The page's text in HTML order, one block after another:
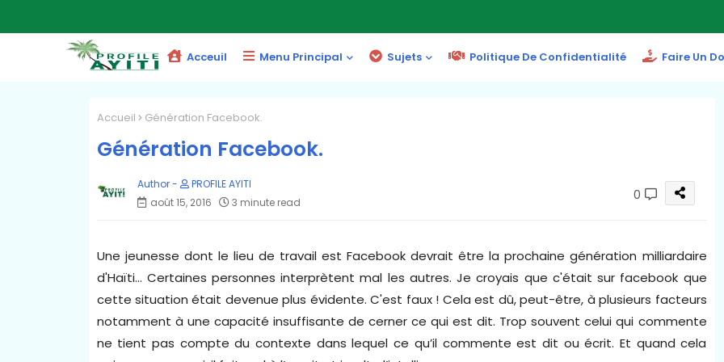
Acceuil Menu Principal Sujets Politique De Confidentialité Faire Un
Accueil Génération Facebook.
Génération Facebook.
PROFILE AYITI
août 15, 2016
3 minute read 0
Une jeunesse dont le lieu de travail est Facebook devrait être la prochaine génération milliardaire
d'Haïti... Certaines personnes interprètent mal les autres. Je croyais que c'était sur facebook que
cette situation était devenue plus évidente. C'est faux ! Cela est dû, peut-être, à plusieurs facteurs
notamment à une capacité insuffisante de cerner ce qui est dit. Trop souvent celui qui commente
ne tient pas compte du contexte dans lequel ce qu’il commente est dit ou écrit. Et quand cela